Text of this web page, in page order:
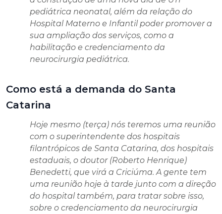
pediátrica neonatal, além da relação do
Hospital Materno e Infantil poder promover a
sua ampliação dos serviços, como a
habilitação e credenciamento da
neurocirurgia pediátrica.
Como está a demanda do Santa
Catarina
Hoje mesmo (terça) nós teremos uma reunião
com o superintendente dos hospitais
filantrópicos de Santa Catarina, dos hospitais
estaduais, o doutor (Roberto Henrique)
Benedetti, que virá a Criciúma. A gente tem
uma reunião hoje à tarde junto com a direção
do hospital também, para tratar sobre isso,
sobre o credenciamento da neurocirurgia